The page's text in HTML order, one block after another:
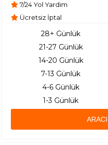
7/24 Yol Yardım
Ücretsiz İptal
28+ Günlük
21-27 Günlük
14-20 Günlük
7-13 Günlük
4-6 Günlük
1-3 Günlük